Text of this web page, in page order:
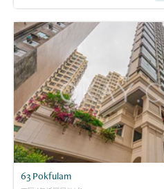
63 Pokfulam